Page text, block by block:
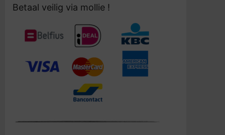
Betaal veilig via mollie !